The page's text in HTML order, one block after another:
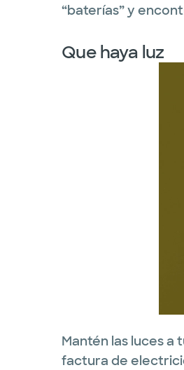
“baterías” y
Que haya luz
Mantén las luces a
factura de